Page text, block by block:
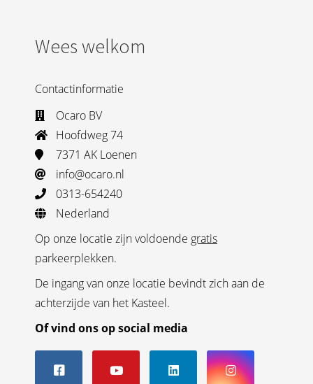
Wees welkom
Contactinformatie
Ocaro BV
Hoofdweg 74
7371 AK Loenen
info@ocaro.nl
0313-654240
Nederland
Op onze locatie zijn voldoende gratis
parkeerplekken.
De ingang van onze locatie bevindt zich aan de
achterzijde van het Kasteel.
Of vind ons op social media